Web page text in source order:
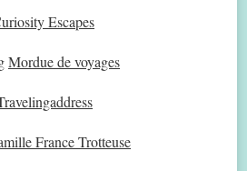
Escapes
Mordue de voyages
France Trotteuse